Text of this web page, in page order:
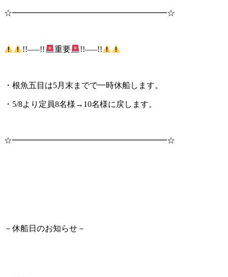
☆━━━━━━━━━━━━━━━━━━━☆
!!—–!! 重要 !!—–!!
・根魚五目は5月末までで一時休船します。
・5/8より定員8名様→10名様に戻します。
☆━━━━━━━━━━━━━━━━━━━☆
－休船日のお知らせ－